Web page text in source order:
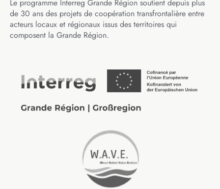
Le programme Interreg Grande Région soutient depuis plus
de 30 ans des projets de coopération transfrontalière entre
acteurs locaux et régionaux issus des territoires qui
composent la Grande Région.